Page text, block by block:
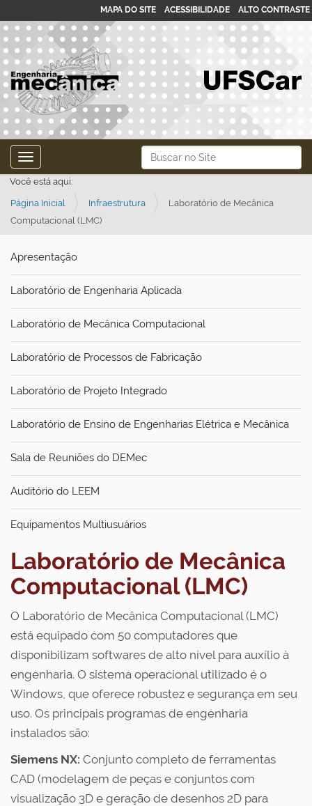
Busca
Busca Avançada…
MAPA DO SITE ACESSIBILIDADE ALTO CONTRASTE
Toggle navigation
Você está aqui:
Página Inicial Infraestrutura
Laboratório de Mecânica
Computacional (LMC)
Apresentação
Laboratório de Engenharia Aplicada
Laboratório de Mecânica Computacional
Laboratório de Processos de Fabricação
Laboratório de Projeto Integrado
Laboratório de Ensino de Engenharias Elétrica e Mecânica
Sala de Reuniões do DEMec
Auditório do LEEM
Equipamentos Multiusuários
Laboratório de Mecânica
Computacional (LMC)
O Laboratório de Mecânica Computacional (LMC)
está equipado com 50 computadores que
disponibilizam softwares de alto nível para auxílio à
engenharia. O sistema operacional utilizado é o
Windows, que oferece robustez e segurança em seu
uso. Os principais programas de engenharia
instalados são:
Siemens NX: Conjunto completo de ferramentas
CAD (modelagem de peças e conjuntos com
visualização 3D e geração de desenhos 2D para